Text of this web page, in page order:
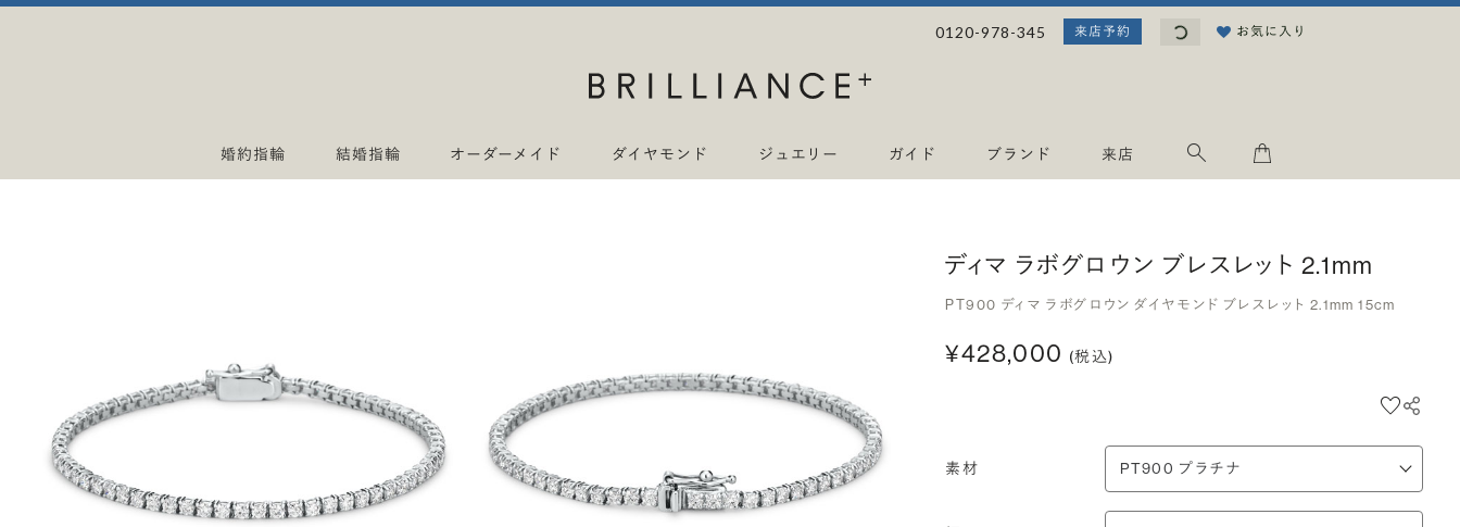
0120-978-345 来店予約 読み込み中...お気に入り
婚約指輪 結婚指輪 オーダーメイド ダイヤモンド ジュエリー ガイド ブランド 来店
ディマ ラボグロウン ブレスレット 2.1mm
PT900 ディマ ラボグロウン ダイヤモンド ブレスレット 2.1mm 15cm
¥428,000 (税込)
素材